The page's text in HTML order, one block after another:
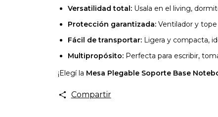
Versatilidad total: Usala en el living,
Protección garantizada: Ventilador y
Fácil de transportar: Ligera y compacta,
Multipropósito: Perfecta para escribir,
¡Elegí la Mesa Plegable Soporte Base
Compartir